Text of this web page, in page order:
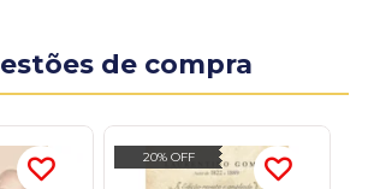
de compra
20% OFF